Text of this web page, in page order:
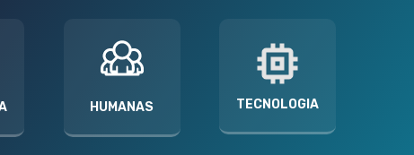
HUMANAS TECNOLOGIA